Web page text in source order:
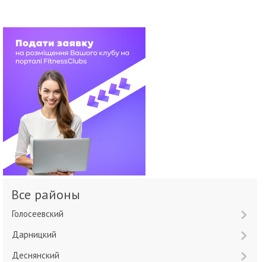
Все районы
Голосеевский
Дарницкий
Деснянский